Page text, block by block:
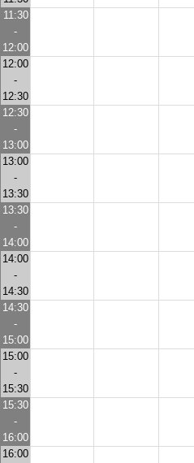
11:30
-
12:00
12:00
-
12:30
12:30
-
13:00
13:00
-
13:30
13:30
-
14:00
14:00
-
14:30
14:30
-
15:00
15:00
-
15:30
15:30
-
16:00
16:00